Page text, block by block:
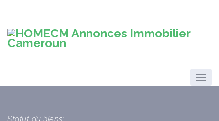
Statut du biens: